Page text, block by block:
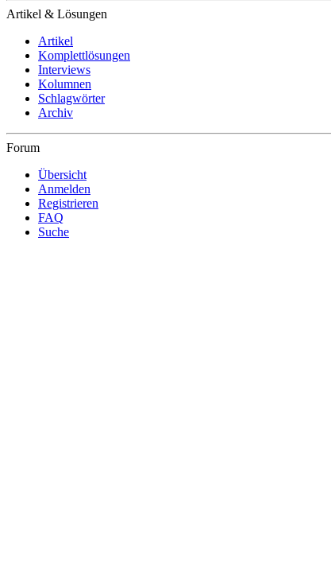
Artikel & Lösungen
Artikel
Komplettlösungen
Interviews
Kolumnen
Schlagwörter
Archiv
Forum
Übersicht
Anmelden
Registrieren
FAQ
Suche